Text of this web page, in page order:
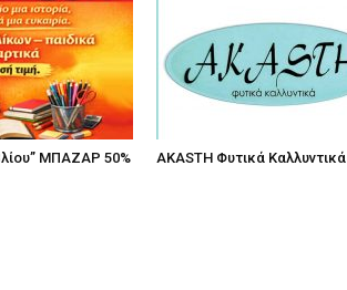
ΜΠΑΖΑΡ 50% AKASTH Φυτικά Καλλυντικά